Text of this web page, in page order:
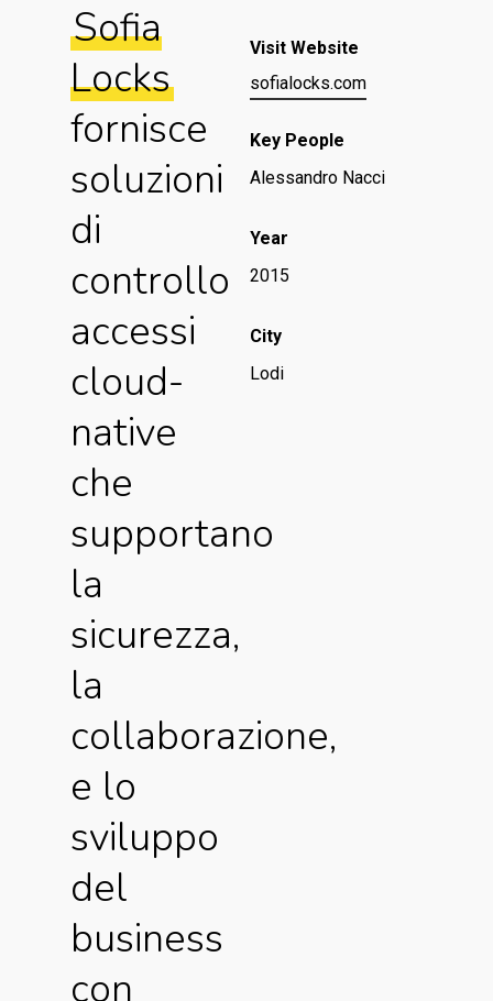
Sofia
Locks
fornisce
soluzioni
di
controllo
accessi
cloud-
native
che
supportano
la
sicurezza,
la
collaborazione,
e lo
sviluppo
del
business
con
Visit Website
sofialocks.com
Key People
Alessandro Nacci
Year
2015
City
Lodi